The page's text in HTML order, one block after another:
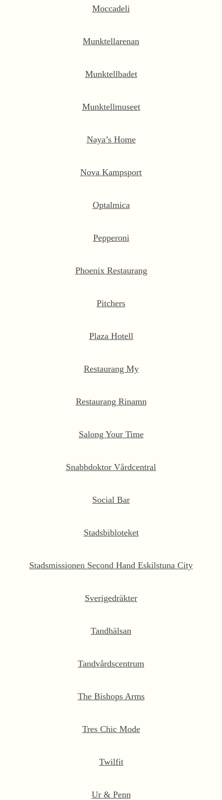
Moccadeli
Munktellarenan
Munktellbadet
Munktellmuseet
Naya’s Home
Nova Kampsport
Optalmica
Pepperoni
Phoenix Restaurang
Pitchers
Plaza Hotell
Restaurang My
Restaurang Rinamn
Salong Your Time
Snabbdoktor Vårdcentral
Social Bar
Stadsbibloteket
Stadsmissionen Second Hand Eskilstuna City
Sverigedräkter
Tandhälsan
Tandvårdscentrum
The Bishops Arms
Tres Chic Mode
Twilfit
Ur & Penn